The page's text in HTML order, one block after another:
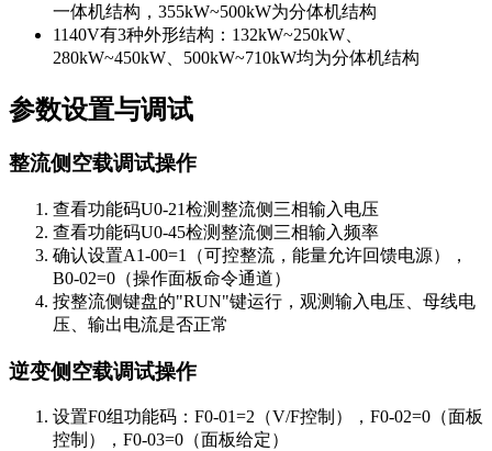
一体机结构，355kW~500kW为分体机结构
1140V有3种外形结构：132kW~250kW、
280kW~450kW、500kW~710kW均为分体机结构
参数设置与调试
整流侧空载调试操作
查看功能码U0-21检测整流侧三相输入电压
查看功能码U0-45检测整流侧三相输入频率
确认设置A1-00=1（可控整流，能量允许回馈电源），
B0-02=0（操作面板命令通道）
按整流侧键盘的"RUN"键运行，观测输入电压、母线电
压、输出电流是否正常
逆变侧空载调试操作
设置F0组功能码：F0-01=2（V/F控制），F0-02=0（面板
控制），F0-03=0（面板给定）